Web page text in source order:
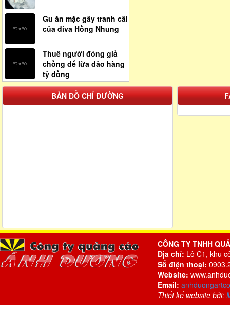
Gu ăn mặc gây tranh cãi
của diva Hồng Nhung
Thuê người đóng giả
chồng để lừa đảo hàng
tỷ đồng
BẢN ĐỒ CHỈ ĐƯỜNG
CÔNG TY TNHH
Địa chỉ: Lô C1, khu
Số điện thoại:
Website:
Email:
Thiết kế website bởi: